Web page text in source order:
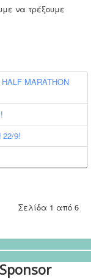
να τρέξουμε
MARATHON
9!
Σελίδα 1 από 6